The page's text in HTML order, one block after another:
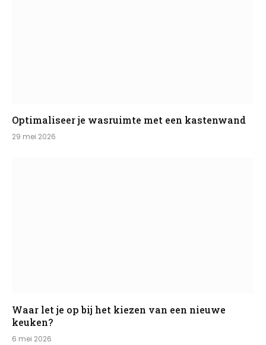
Optimaliseer je wasruimte met een kastenwand
29 mei 2026
Waar let je op bij het kiezen van een nieuwe
keuken?
6 mei 2026